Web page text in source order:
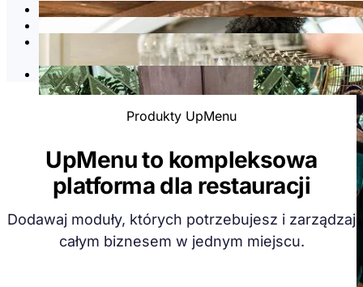
Restauracje full-service
Fast food i bary szybkiej obsługi
Sieci restauracji oraz lokale z dużą liczbą
Restauracje z zamówieniami online i dostawą
Produkty UpMenu
UpMenu to kompleksowa
platforma dla restauracji
Dodawaj moduły, których potrzebujesz i zarządzaj
całym biznesem w jednym miejscu.